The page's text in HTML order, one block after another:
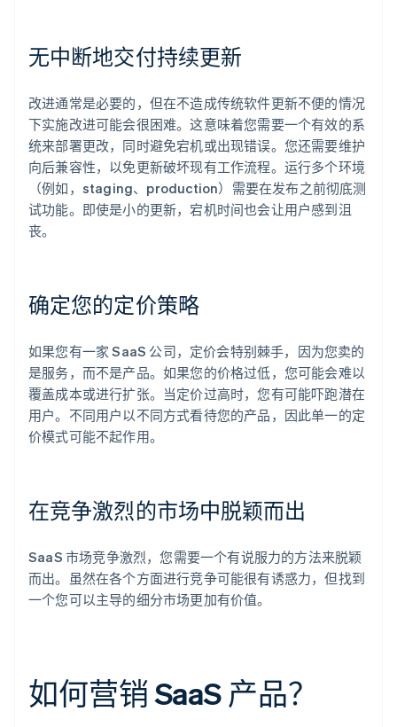
无中断地交付持续更新
改进通常是必要的，但在不造成传统软件更新不便的情况
下实施改进可能会很困难。这意味着您需要一个有效的系
统来部署更改，同时避免宕机或出现错误。您还需要维护
向后兼容性，以免更新破坏现有工作流程。运行多个环境
（例如，staging、production）需要在发布之前彻底测
试功能。即使是小的更新，宕机时间也会让用户感到沮
丧。
确定您的定价策略
如果您有一家 SaaS 公司，定价会特别棘手，因为您卖的
是服务，而不是产品。如果您的价格过低，您可能会难以
覆盖成本或进行扩张。当定价过高时，您有可能吓跑潜在
用户。不同用户以不同方式看待您的产品，因此单一的定
价模式可能不起作用。
在竞争激烈的市场中脱颖而出
SaaS 市场竞争激烈，您需要一个有说服力的方法来脱颖
而出。虽然在各个方面进行竞争可能很有诱惑力，但找到
一个您可以主导的细分市场更加有价值。
如何营销 SaaS 产品？